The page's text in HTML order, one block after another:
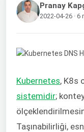
Pranay
2022-04-26 · 6
Kubernetes, K8s
sistemidir;
Taşınabilirliği,